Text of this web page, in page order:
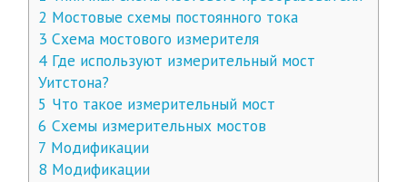
2 Мостовые схемы постоянного тока
3 Схема мостового измерителя
4Где используют измерительный мост
Уитстона?
5 Что такое измерительный мост
6 Схемы измерительных мостов
7 Модификации
8 Модификации